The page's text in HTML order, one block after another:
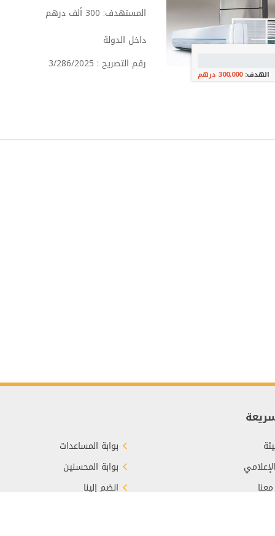
الهدف:300,000 درهم
المستهدف: 300 ألف درهم
داخل الدولة
رقم التصريح : 3/286/2025
بوابة المساعدات
بوابة المحسنين
انضم إلينا